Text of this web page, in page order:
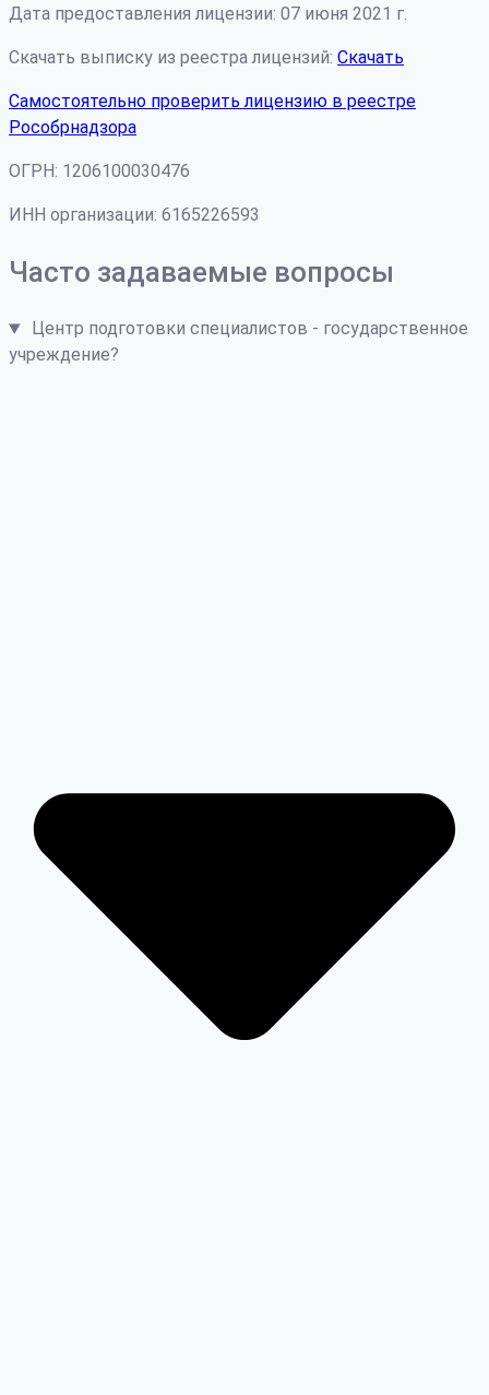
Дата предоставления лицензии: 07 июня 2021 г.
Скачать выписку из реестра лицензий: Скачать
Самостоятельно проверить лицензию в реестре
Рособрнадзора
ОГРН: 1206100030476
ИНН организации: 6165226593
Часто задаваемые вопросы
Центр подготовки специалистов - государственное
учреждение?